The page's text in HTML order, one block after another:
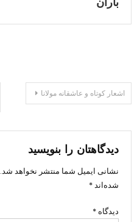
باران
راهبری
اشعار کوتاه و عاشقانه مولانا
دیدگاهتان را بنویسید
نشانی ایمیل شما منتشر نخواهد شد.
شده‌اند*
دیدگاه *